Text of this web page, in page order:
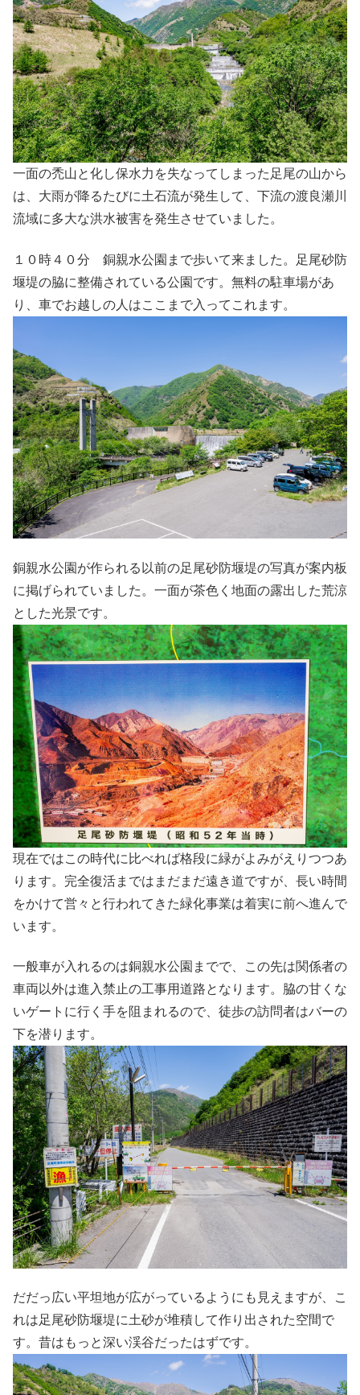
一面の禿山と化し保水力を失なってしまった足尾の山から
は、大雨が降るたびに土石流が発生して、下流の渡良瀬川
流域に多大な洪水被害を発生させていました。
１０時４０分 銅親水公園まで歩いて来ました。足尾砂防
堰堤の脇に整備されている公園です。無料の駐車場があ
り、車でお越しの人はここまで入ってこれます。
銅親水公園が作られる以前の足尾砂防堰堤の写真が案内板
に掲げられていました。一面が茶色く地面の露出した荒涼
とした光景です。
現在ではこの時代に比べれば格段に緑がよみがえりつつあ
ります。完全復活まではまだまだ遠き道ですが、長い時間
をかけて営々と行われてきた緑化事業は着実に前へ進んで
います。
一般車が入れるのは銅親水公園までで、この先は関係者の
車両以外は進入禁止の工事用道路となります。脇の甘くな
いゲートに行く手を阻まれるので、徒歩の訪問者はバーの
下を潜ります。
だだっ広い平坦地が広がっているようにも見えますが、こ
れは足尾砂防堰堤に土砂が堆積して作り出された空間で
す。昔はもっと深い渓谷だったはずです。